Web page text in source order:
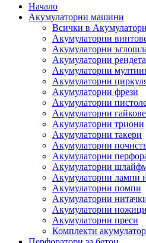
Начало
Акумулаторни машини
Всички в
Акумулаторни
Акумулаторни
Акумулаторни рендета
Акумулаторни
Акумулаторни
Акумулаторни фрези
Акумулаторни
Акумулаторни
Акумулаторни триони
Акумулаторни такери
Акумулаторни
Акумулаторни
Акумулаторни
Акумулаторни лампи
Акумулаторни помпи
Акумулаторни
Акумулаторни
Акумулаторни преси
Комплекти